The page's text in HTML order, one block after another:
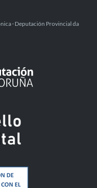
· Deputación Provincial da